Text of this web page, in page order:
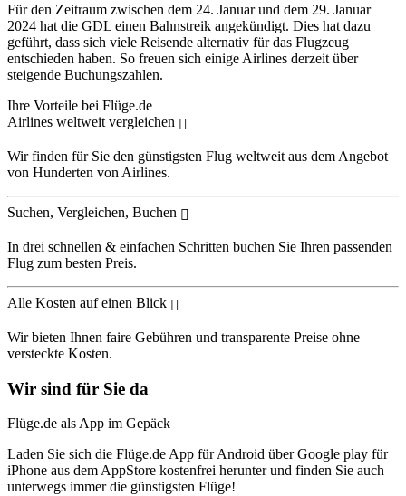
Für den Zeitraum zwischen dem 24. Januar und dem 29. Januar
2024 hat die GDL einen Bahnstreik angekündigt. Dies hat dazu
geführt, dass sich viele Reisende alternativ für das Flugzeug
entschieden haben. So freuen sich einige Airlines derzeit über
steigende Buchungszahlen.
Ihre Vorteile bei Flüge.de
Airlines weltweit vergleichen
Wir finden für Sie den günstigsten Flug weltweit aus dem Angebot
von Hunderten von Airlines.
Suchen, Vergleichen, Buchen
In drei schnellen & einfachen Schritten buchen Sie Ihren passenden
Flug zum besten Preis.
Alle Kosten auf einen Blick
Wir bieten Ihnen faire Gebühren und transparente Preise ohne
versteckte Kosten.
Wir sind für Sie da
Flüge.de als App im Gepäck
Laden Sie sich die Flüge.de App für Android über Google play für
iPhone aus dem AppStore kostenfrei herunter und finden Sie auch
unterwegs immer die günstigsten Flüge!